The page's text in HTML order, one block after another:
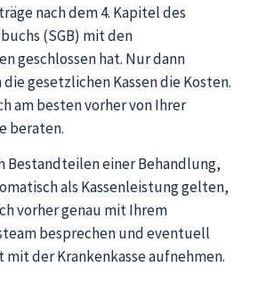
nach dem 4. Kapitel des
(SGB) mit den
geschlossen hat. Nur dann
gesetzlichen Kassen die Kosten.
am besten vorher von Ihrer
beraten.
Bestandteilen einer Behandlung,
als Kassenleistung gelten,
vorher genau mit Ihrem
besprechen und eventuell
mit der Krankenkasse aufnehmen.